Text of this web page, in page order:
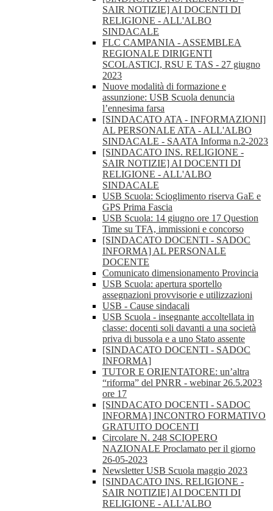
SAIR NOTIZIE] AI DOCENTI DI
RELIGIONE - ALL'ALBO
SINDACALE
FLC CAMPANIA - ASSEMBLEA
REGIONALE DIRIGENTI
SCOLASTICI, RSU E TAS - 27 giugno
2023
Nuove modalità di formazione e
assunzione: USB Scuola denuncia
l’ennesima farsa
[SINDACATO ATA - INFORMAZIONI]
AL PERSONALE ATA - ALL'ALBO
SINDACALE - SAATA Informa n.2-2023
[SINDACATO INS. RELIGIONE -
SAIR NOTIZIE] AI DOCENTI DI
RELIGIONE - ALL'ALBO
SINDACALE
USB Scuola: Scioglimento riserva GaE e
GPS Prima Fascia
USB Scuola: 14 giugno ore 17 Question
Time su TFA, immissioni e concorso
[SINDACATO DOCENTI - SADOC
INFORMA] AL PERSONALE
DOCENTE
Comunicato dimensionamento Provincia
USB Scuola: apertura sportello
assegnazioni provvisorie e utilizzazioni
USB - Cause sindacali
USB Scuola - insegnante accoltellata in
classe: docenti soli davanti a una società
priva di bussola e a uno Stato assente
[SINDACATO DOCENTI - SADOC
INFORMA]
TUTOR E ORIENTATORE: un’altra
“riforma” del PNRR - webinar 26.5.2023
ore 17
[SINDACATO DOCENTI - SADOC
INFORMA] INCONTRO FORMATIVO
GRATUITO DOCENTI
Circolare N. 248 SCIOPERO
NAZIONALE Proclamato per il giorno
26-05-2023
Newsletter USB Scuola maggio 2023
[SINDACATO INS. RELIGIONE -
SAIR NOTIZIE] AI DOCENTI DI
RELIGIONE - ALL'ALBO